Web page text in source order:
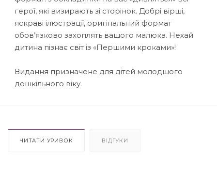
герої, які визирають зі сторінок. Добрі вірші,
яскраві ілюстрації, оригінальний формат
обов’язково захоплять вашого малюка. Нехай
дитина пізнає світ із «Першими кроками»!
Видання призначене для дітей молодшого
дошкільного віку.
ЧИТАТИ УРИВОК ВІДГУКИ